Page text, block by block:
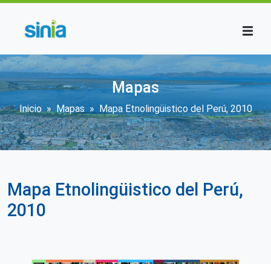
Mapas
Sobrescribir enlaces de ayuda a la
Inicio Mapas Mapa Etnolingüistico del Perú, 2010
Mapa Etnolingüistico del Perú,
2010